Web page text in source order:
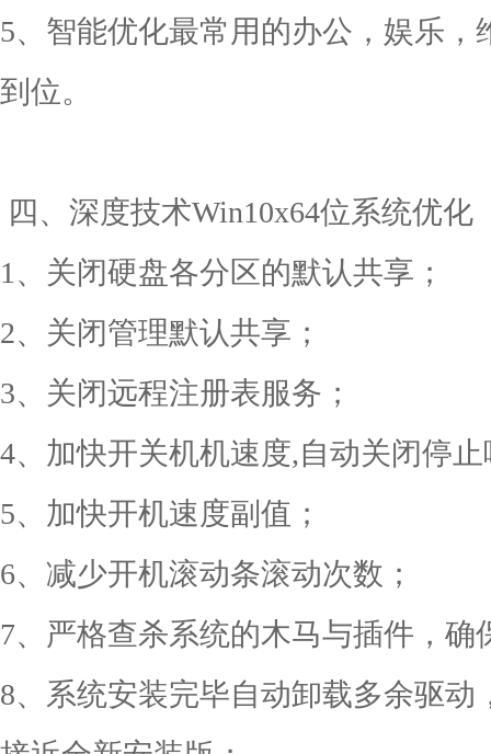
5、智能优化最常用的办公，娱乐
到位。
四、深度技术Win10x64位系统优化
1、关闭硬盘各分区的默认共享；
2、关闭管理默认共享；
3、关闭远程注册表服务；
4、加快开关机机速度,自动关闭停
5、加快开机速度副值；
6、减少开机滚动条滚动次数；
7、严格查杀系统的木马与插件，确
8、系统安装完毕自动卸载多余驱